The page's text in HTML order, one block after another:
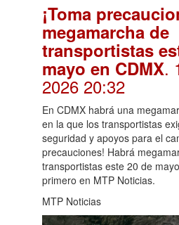
¡Toma
megamarcha de
transportistas
mayo en CDMX.
2026 20:32
En CDMX habrá una
en la que los transportistas
seguridad y apoyos para el
precauciones! Habrá
transportistas este 20 de
primero en MTP Noticias.
MTP Noticias